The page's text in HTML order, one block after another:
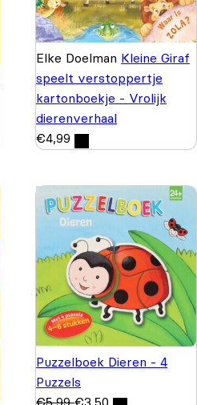
Elke Doelman Kleine Giraf
speelt verstoppertje
kartonboekje - Vrolijk
dierenverhaal
€4,99
Puzzelboek Dieren - 4
Puzzels
€5,99 €3,50